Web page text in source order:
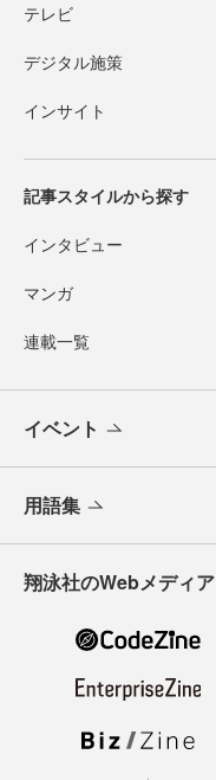
テレビ
デジタル施策
インサイト
記事スタイルから探す
インタビュー
マンガ
連載一覧
イベント
用語集
翔泳社のWebメディア